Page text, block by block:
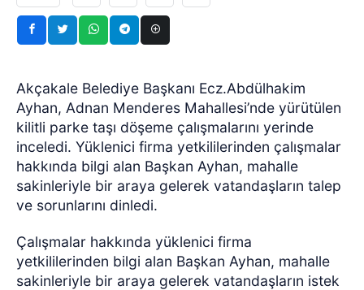
Akçakale Belediye Başkanı Ecz.Abdülhakim
Ayhan, Adnan Menderes Mahallesi’nde yürütülen
kilitli parke taşı döşeme çalışmalarını yerinde
inceledi. Yüklenici firma yetkililerinden çalışmalar
hakkında bilgi alan Başkan Ayhan, mahalle
sakinleriyle bir araya gelerek vatandaşların talep
ve sorunlarını dinledi.
Çalışmalar hakkında yüklenici firma
yetkililerinden bilgi alan Başkan Ayhan, mahalle
sakinleriyle bir araya gelerek vatandaşların istek